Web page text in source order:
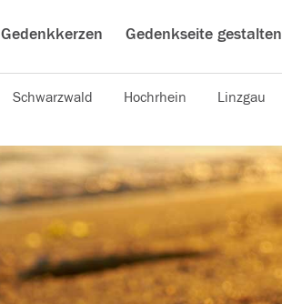
Gedenkkerzen Gedenkseite gestalten
Schwarzwald Hochrhein Linzgau